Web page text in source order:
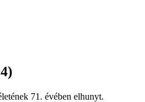
71. évében elhunyt.